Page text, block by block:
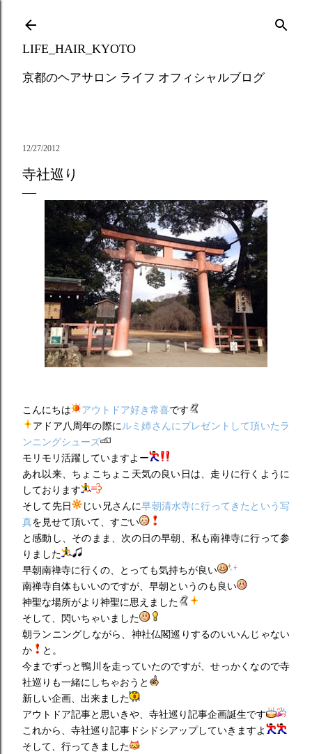
LIFE_HAIR_KYOTO
京都のヘアサロン ライフ オフィシャルブログ
12/27/2012
寺社巡り
こんにちは アウトドア好き常喜です
アドア八周年の際にルミ姉さんにプレゼントして頂いたラ
ンニングシューズ
モリモリ活躍していますよー
あれ以来、ちょこちょこ天気の良い日は、走りに行くように
しております
そして先日
じい兄さんに早朝清水寺に行ってきたという写
真を見せて頂いて、すごい
と感動し、そのまま、次の日の早朝、私も南禅寺に行って参
りました
早朝南禅寺に行くの、とっても気持ちが良い
南禅寺自体もいいのですが、早朝というのも良い
神聖な場所がより神聖に思えました
そして、閃いちゃいました
朝ランニングしながら、神社仏閣巡りするのいいんじゃない
か
と。
今までずっと鴨川を走っていたのですが、せっかくなので寺
社巡りも一緒にしちゃおうと
新しい企画、出来ました
アウトドア記事と思いきや、寺社巡り記事企画誕生です
これから、寺社巡り記事ドシドシアップしていきますよ
そして、行ってきました